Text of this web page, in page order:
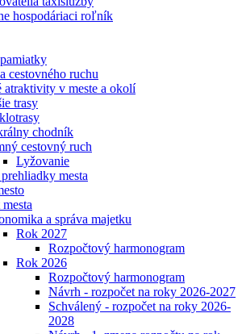
hospodáriaci roľník
cestovného ruchu
atraktivity v meste a okolí
trasy
chodník
cestovný ruch
Lyžovanie
mesta
a správa majetku
Rok 2027
Rozpočtový harmonogram
Rok 2026
Rozpočtový harmonogram
Návrh - rozpočet na roky 2026-2027
Schválený - rozpočet na roky 2026-
2028